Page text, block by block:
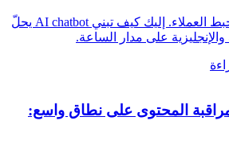
معظم روبوتات الدعم تُحبط العملاء. إليك كيف تبني AI chatbot يحلّ
والإنجليزية على مدار الساعة.
المحتوى على نطاق واسع: